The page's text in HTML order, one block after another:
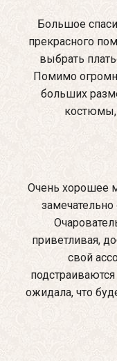
Большое
прекрасного
выбрать
Помимо
больших
Очень хорошее
приветливая,
свой
ожидала, что